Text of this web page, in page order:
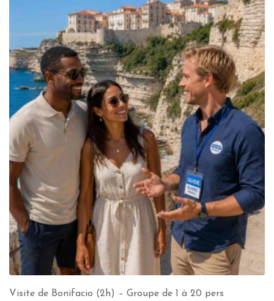
Visite de Bonifacio (2h) – Groupe de 1 à 20 pers